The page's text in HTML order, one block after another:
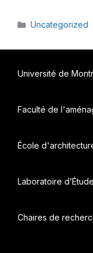
Catégories
Uncategorized
Université de
Faculté de
École
Laboratoire
Chaires de